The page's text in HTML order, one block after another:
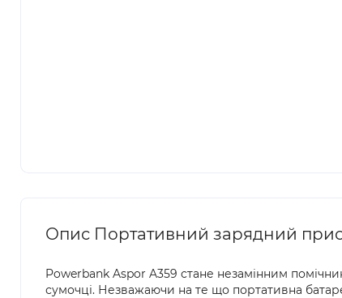
Опис Портативний зарядний
Powerbank Aspor A359 стане незамінним
сумочці. Незважаючи на те що портативна